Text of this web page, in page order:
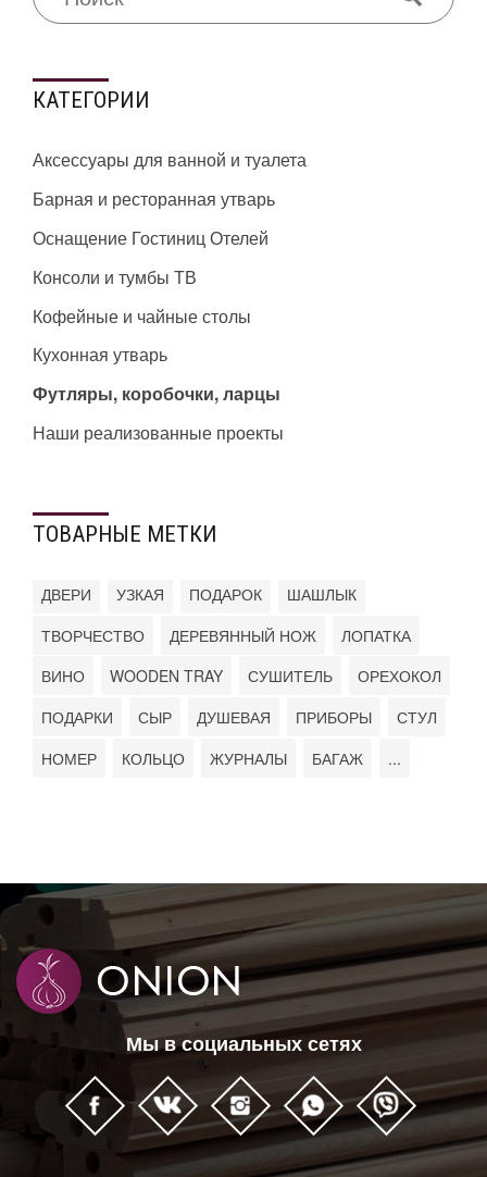
КАТЕГОРИИ
Аксессуары для ванной и туалета
Барная и ресторанная утварь
Оснащение Гостиниц Отелей
Консоли и тумбы ТВ
Кофейные и чайные столы
Кухонная утварь
Футляры, коробочки, ларцы
Наши реализованные проекты
ТОВАРНЫЕ МЕТКИ
ДВЕРИ УЗКАЯ ПОДАРОК
ШАШЛЫК
ТВОРЧЕСТВО
ДЕРЕВЯННЫЙ НОЖ
ЛОПАТКА
ВИНО
WOODEN TRAY СУШИТЕЛЬ
ОРЕХОКОЛ
ПОДАРКИ
СЫР ДУШЕВАЯ ПРИБОРЫ
СТУЛ
НОМЕР
КОЛЬЦО ЖУРНАЛЫ БАГАЖ ...
Мы в социальных сетях